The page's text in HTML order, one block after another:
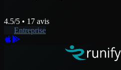
4.5/5 • 17 avis
Entreprise